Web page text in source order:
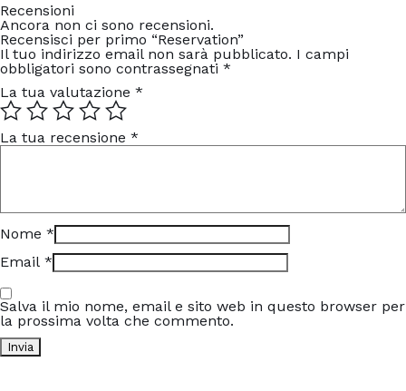
Recensioni
Ancora non ci sono recensioni.
Recensisci per primo “Reservation”
Il tuo indirizzo email non sarà pubblicato. I campi
obbligatori sono contrassegnati *
La tua valutazione *
La tua recensione *
Nome *
Email *
Salva il mio nome, email e sito web in questo browser per
la prossima volta che commento.